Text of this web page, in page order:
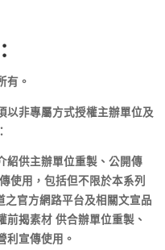
有。
以非專屬方式授權主辦單位及
紹供主辦單位重製、公開傳
使用，包括但不限於本系列
官方網路平台及相關文宣品
揭素材 供合辦單位重製、
利宣傳使用。